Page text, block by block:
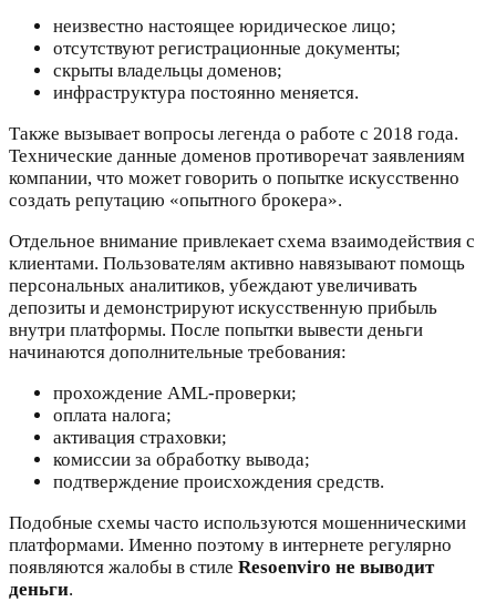
неизвестно настоящее юридическое лицо;
отсутствуют регистрационные документы;
скрыты владельцы доменов;
инфраструктура постоянно меняется.
Также вызывает вопросы легенда о работе с 2018 года.
Технические данные доменов противоречат заявлениям
компании, что может говорить о попытке искусственно
создать репутацию «опытного брокера».
Отдельное внимание привлекает схема взаимодействия с
клиентами. Пользователям активно навязывают помощь
персональных аналитиков, убеждают увеличивать
депозиты и демонстрируют искусственную прибыль
внутри платформы. После попытки вывести деньги
начинаются дополнительные требования:
прохождение AML-проверки;
оплата налога;
активация страховки;
комиссии за обработку вывода;
подтверждение происхождения средств.
Подобные схемы часто используются мошенническими
платформами. Именно поэтому в интернете регулярно
появляются жалобы в стиле Resoenviro не выводит
деньги.